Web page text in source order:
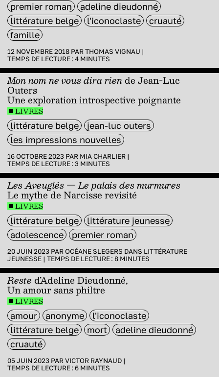
premier roman
adeline dieudonné
littérature belge
l'iconoclaste
cruauté
famille
12 NOVEMBRE 2018 PARTHOMAS VIGNAU |
TEMPS DE LECTURE : 4 MINUTES
Mon nom ne vous dira riende Jean-Luc
Outers
Une exploration introspective poignante
LIVRES
littérature belge
jean-luc outers
les impressions nouvelles
16 OCTOBRE 2023 PAR MIA CHARLIER |
TEMPS DE LECTURE : 3 MINUTES
Les Aveuglés — Le palais des murmures
Le mythe de Narcisse revisité
LIVRES
littérature belge
littérature jeunesse
adolescence
premier roman
20 JUIN 2023 PAROCÉANE SLEGERS DANS LITTÉRATURE
JEUNESSE | TEMPS DE LECTURE : 8 MINUTES
Reste d’Adeline Dieudonné,
Un amour sans philtre
LIVRES
amour anonyme
l'iconoclaste
littérature belge
mort
adeline dieudonné
cruauté
05 JUIN 2023 PARVICTOR RAYNAUD |
TEMPS DE LECTURE : 6 MINUTES